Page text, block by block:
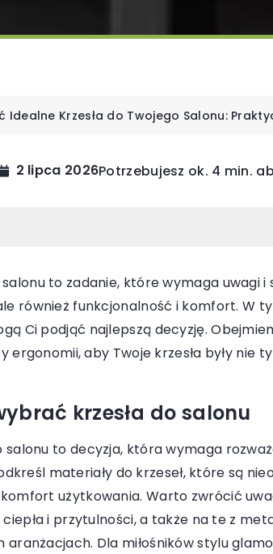
Idealne Krzesła do Twojego Salonu:
2 lipca 2026Potrzebujesz ok. 4 min.
to zadanie, które wymaga uwagi
również funkcjonalność i komfort. W
Ci podjąć najlepszą decyzję.
ergonomii, aby Twoje krzesła były nie
krzesła do salonu
salonu to decyzja, która wymaga
materiały do krzeseł, które są
użytkowania. Warto zwrócić
i przytulności, a także na te z
aranżacjach. Dla miłośników stylu
INNE
Lima do
punktem
komfort i
na co
model
OGRODOWA
19 maja 2025
Krok po kroku: Jak
drewnianej altany w
przygotować się do
altany w ogrodzie.
narzędzia będą
solidną podstawę dla